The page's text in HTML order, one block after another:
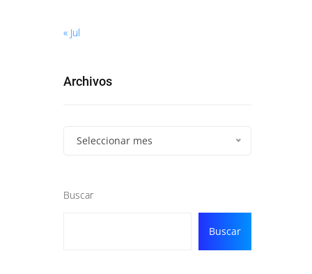
« Jul
Archivos
Seleccionar mes
Buscar
Buscar